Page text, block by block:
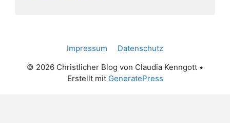
Impressum
Datenschutz
© 2026 Christlicher Blog von Claudia Kenngott •
Erstellt mit GeneratePress